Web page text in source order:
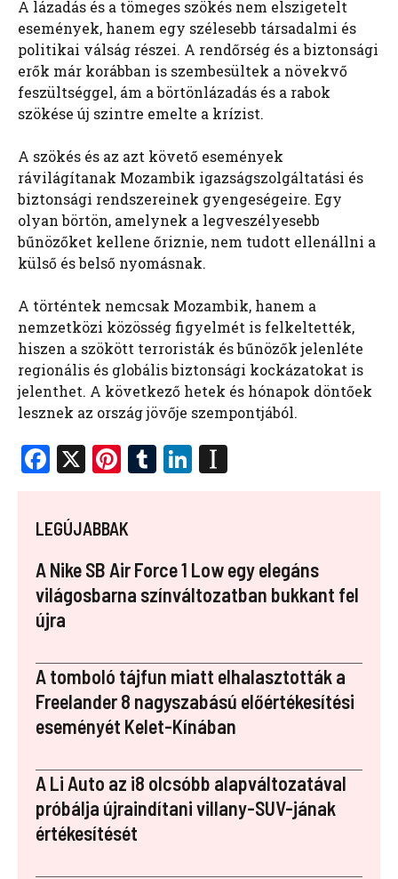
A lázadás és a tömeges szökés nem elszigetelt
események, hanem egy szélesebb társadalmi és
politikai válság részei. A rendőrség és a biztonsági
erők már korábban is szembesültek a növekvő
feszültséggel, ám a börtönlázadás és a rabok
szökése új szintre emelte a krízist.
A szökés és az azt követő események
rávilágítanak Mozambik igazságszolgáltatási és
biztonsági rendszereinek gyengeségeire. Egy
olyan börtön, amelynek a legveszélyesebb
bűnözőket kellene őriznie, nem tudott ellenállni a
külső és belső nyomásnak.
A történtek nemcsak Mozambik, hanem a
nemzetközi közösség figyelmét is felkeltették,
hiszen a szökött terroristák és bűnözők jelenléte
regionális és globális biztonsági kockázatokat is
jelenthet. A következő hetek és hónapok döntőek
lesznek az ország jövője szempontjából.
F
ce
b
o
o
k
X Pi
er
es
t
T
r
Li
dI
n
a
p
LEGÚJABBAK
A Nike SB Air Force 1 Low egy elegáns
világosbarna színváltozatban bukkant fel
újra
A tomboló tájfun miatt elhalasztották a
Freelander 8 nagyszabású előértékesítési
eseményét Kelet-Kínában
A Li Auto az i8 olcsóbb alapváltozatával
próbálja újraindítani villany-SUV-jának
értékesítését